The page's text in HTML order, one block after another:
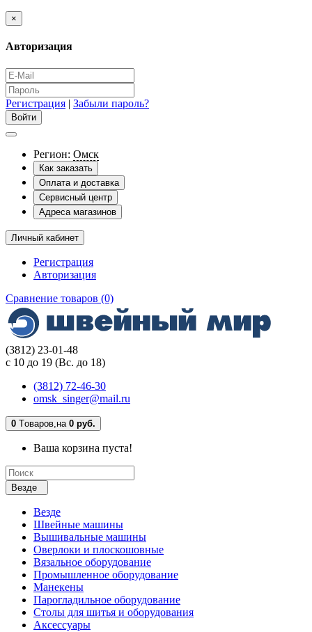
×
Авторизация
Регистрация | Забыли пароль?
Регион: Омск
Как заказать
Оплата и доставка
Сервисный центр
Адреса магазинов
Личный кабинет
Регистрация
Авторизация
Сравнение товаров (0)
(3812) 23-01-48
с 10 до 19 (Вс. до 18)
(3812) 72-46-30
omsk_singer@mail.ru
0 Tоваров,на 0 руб.
Ваша корзина пуста!
Везде
Везде
Швейные машины
Вышивальные машины
Оверлоки и плоскошовные
Вязальное оборудование
Промышленное оборудование
Манекены
Парогладильное оборудование
Столы для шитья и оборудования
Аксессуары